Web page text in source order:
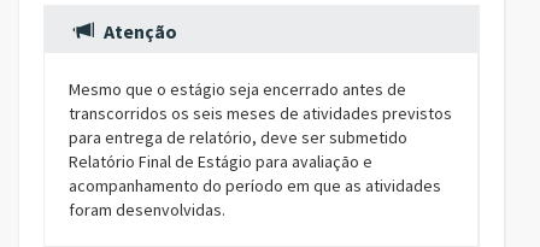
Atenção
Mesmo que o estágio seja encerrado antes de
transcorridos os seis meses de atividades previstos
para entrega de relatório, deve ser submetido
Relatório Final de Estágio para avaliação e
acompanhamento do período em que as atividades
foram desenvolvidas.